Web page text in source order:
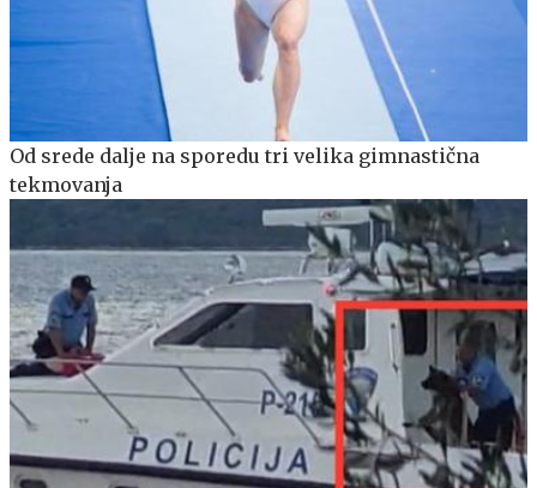
Od srede dalje na sporedu tri velika gimnastična
tekmovanja